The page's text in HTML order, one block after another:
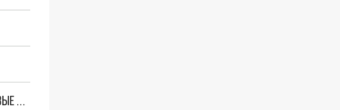
"ОЧЕНЬ ПЛОХИЕ НОВОСТИ": БОЛЬШАЯ ОШИБКА PALANTIR В РОССИИ. СТРАНЫ НАТО ВПЕРВЫЕ ЗА СВО ОСТАНОВИЛИ ПОСТАВКИ ОРУЖИЯ. ВСУ ТЕРЯЮТ ПРИГРАНИЧЬЕ?